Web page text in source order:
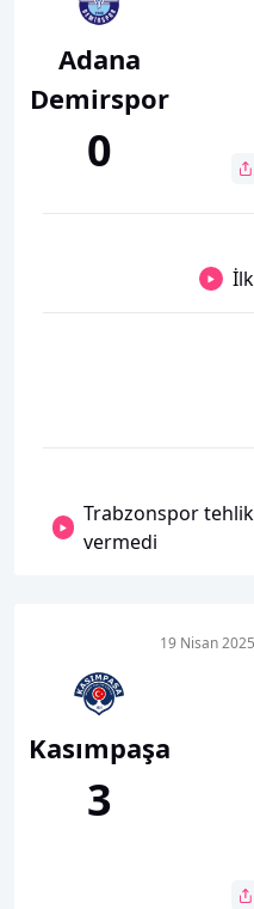
Adana
Demirspor
0
Trabzonspor
vermedi
Kasımpaşa
3
19 Nisan